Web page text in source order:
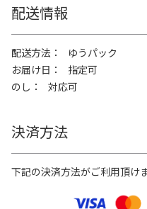
配送情報
配送方法
ゆうパック
お届け日
指定可
のし
対応可
決済方法
下記の決済方法がご利用頂けま